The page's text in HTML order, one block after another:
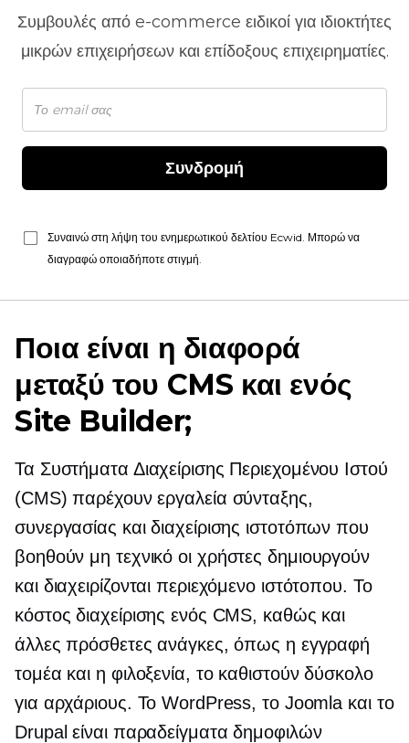
Συμβουλές από e-commerce ειδικοί για ιδιοκτήτες
μικρών επιχειρήσεων και επίδοξους επιχειρηματίες.
Συνδρομή
Συναινώ στη λήψη του ενημερωτικού δελτίου Ecwid. Μπορώ να
διαγραφώ οποιαδήποτε στιγμή.
Ποια είναι η διαφορά
μεταξύ του CMS και ενός
Site Builder;
Τα Συστήματα Διαχείρισης Περιεχομένου Ιστού
(CMS) παρέχουν εργαλεία σύνταξης,
συνεργασίας και διαχείρισης ιστοτόπων που
βοηθούν μη τεχνικό οι χρήστες δημιουργούν
και διαχειρίζονται περιεχόμενο ιστότοπου. Το
κόστος διαχείρισης ενός CMS, καθώς και
άλλες πρόσθετες ανάγκες, όπως η εγγραφή
τομέα και η φιλοξενία, το καθιστούν δύσκολο
για αρχάριους. Το WordPress, το Joomla και το
Drupal είναι παραδείγματα δημοφιλών